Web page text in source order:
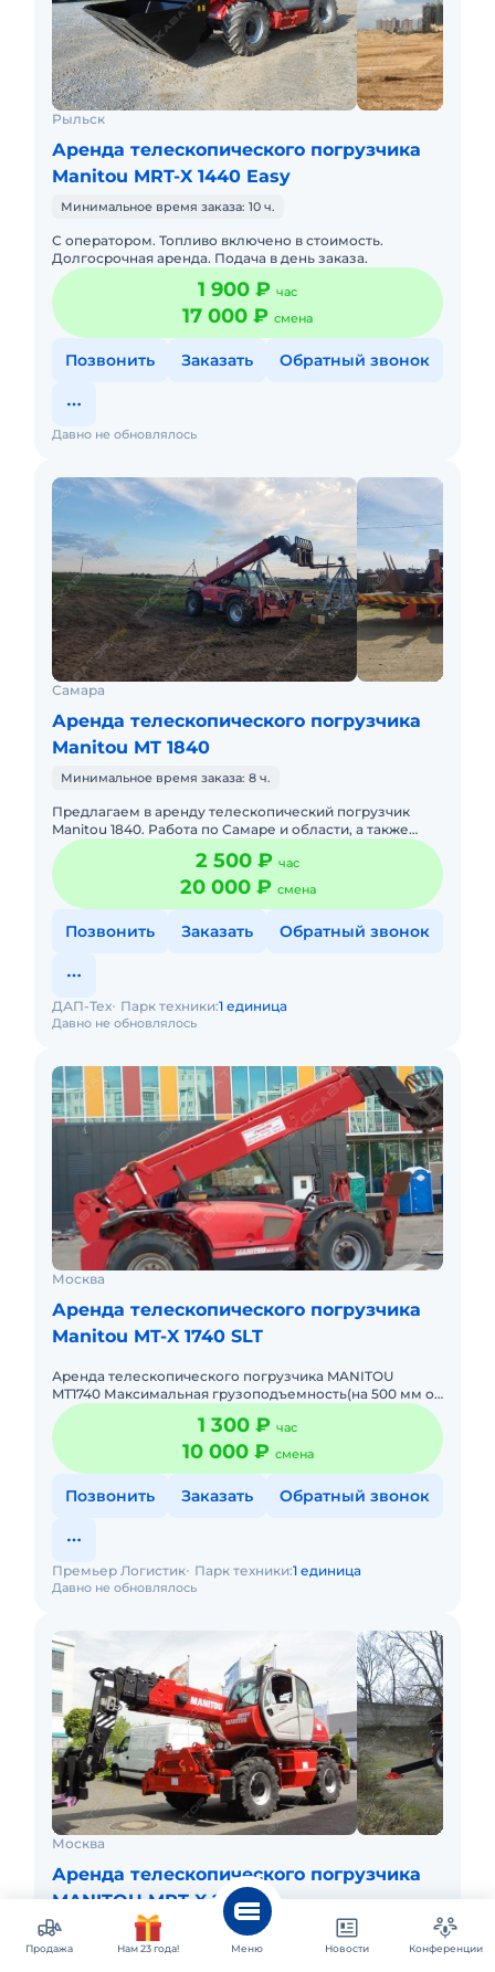
Рыльск
Аренда телескопического погрузчика
Manitou MRT-X 1440 Easy
Минимальное время заказа: 10 ч.
С оператором. Топливо включено в стоимость.
Долгосрочная аренда. Подача в день заказа.
1 900 ₽ час
17 000 ₽ смена
Позвонить Заказать Обратный звонок
Давно не обновлялось
Самара
Аренда телескопического погрузчика
Manitou MT 1840
Минимальное время заказа: 8 ч.
Предлагаем в аренду телескопический погрузчик
Manitou 1840. Работа по Самаре и области, а также
долгосрочная аренда за пределами Самарской
области. Укомплектова2 500 ₽ час
20 000 ₽ смена
Позвонить Заказать Обратный звонок
Давно не обновлялось
ДАП-Тех Парк техники:1 единица
Москва
Аренда телескопического погрузчика
Manitou MT-X 1740 SLT
Аренда телескопического погрузчика MANITOU
MT1740 Максимальная грузоподъемность(на 500 мм от
спинки вил) 4000кг, высота подъема - 16,70 м Базовое
оборудован
1 300 ₽ час
10 000 ₽ смена
Позвонить Заказать Обратный звонок
Давно не обновлялось
Премьер Логистик Парк техники:1 единица
Москва
Аренда телескопического погрузчика
MANITOU MRT-X 2540
Услуги оператора и топливо включены в стоимость
аренды. Условия доставки обсуждаются в
Продажа Нам 23 года! Меню Новости Конференции